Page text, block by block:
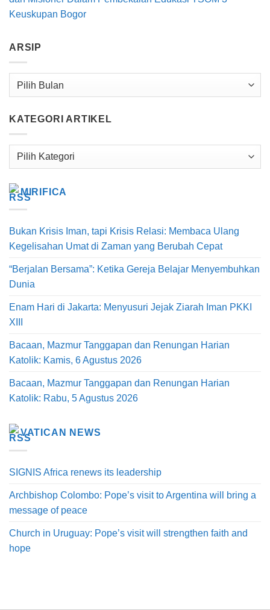
Keuskupan Bogor
ARSIP
Arsip
KATEGORI ARTIKEL
Kategori
MIRIFICA
Bukan Krisis Iman, tapi Krisis Relasi: Membaca Ulang
Kegelisahan Umat di Zaman yang Berubah Cepat
“Berjalan Bersama”: Ketika Gereja Belajar Menyembuhkan
Dunia
Enam Hari di Jakarta: Menyusuri Jejak Ziarah Iman PKKI
XIII
Bacaan, Mazmur Tanggapan dan Renungan Harian
Katolik: Kamis, 6 Agustus 2026
Bacaan, Mazmur Tanggapan dan Renungan Harian
Katolik: Rabu, 5 Agustus 2026
VATICAN NEWS
SIGNIS Africa renews its leadership
Archbishop Colombo: Pope’s visit to Argentina will bring a
message of peace
Church in Uruguay: Pope’s visit will strengthen faith and
hope